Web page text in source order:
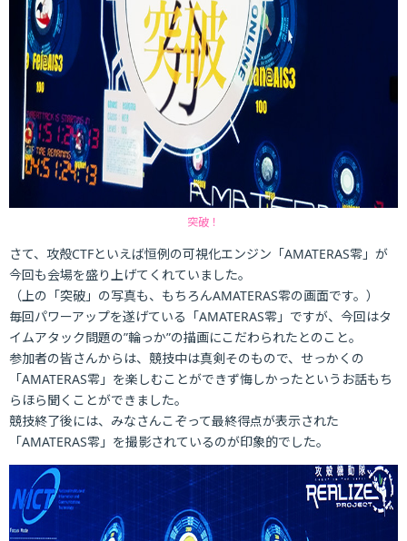
突破！
さて、攻殻CTFといえば恒例の可視化エンジン「AMATERAS零」が
今回も会場を盛り上げてくれていました。
（上の「突破」の写真も、もちろんAMATERAS零の画面です。）
毎回パワーアップを遂げている「AMATERAS零」ですが、今回はタ
イムアタック問題の”輪っか”の描画にこだわられたとのこと。
参加者の皆さんからは、競技中は真剣そのもので、せっかくの
「AMATERAS零」を楽しむことができず悔しかったというお話もち
らほら聞くことができました。
競技終了後には、みなさんこぞって最終得点が表示された
「AMATERAS零」を撮影されているのが印象的でした。